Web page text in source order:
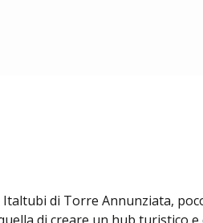
di Torre Annunziata,
di creare un hub turistico e